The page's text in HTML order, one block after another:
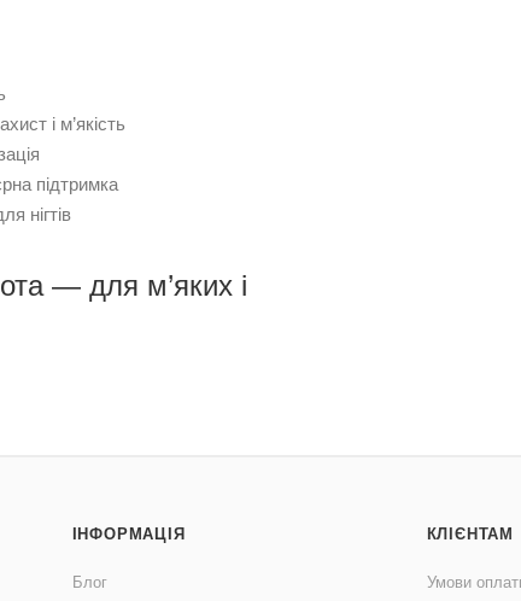
і м’якість
підтримка
нігтів
— для м’яких і
ІНФОРМАЦІЯ
Блог
КЛІЄНТАМ
Умови